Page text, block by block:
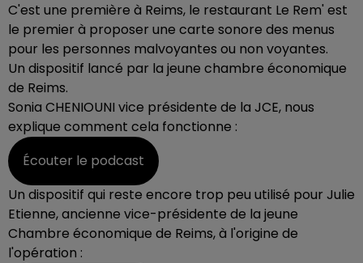
C'est une première à Reims, le restaurant Le Rem' est
le premier à proposer une carte sonore des menus
pour les personnes malvoyantes ou non voyantes.
Un dispositif lancé par la jeune chambre économique
de Reims.
Sonia CHENIOUNI vice présidente de la JCE, nous
explique comment cela fonctionne :
Écouter le podcast
Un dispositif qui reste encore trop peu utilisé pour Julie
Etienne, ancienne vice-présidente de la jeune
Chambre économique de Reims, à l'origine de
l'opération :